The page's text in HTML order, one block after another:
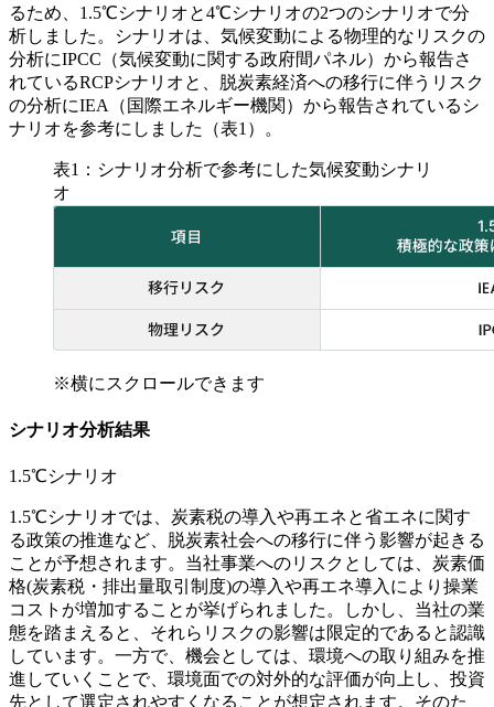
るため、1.5℃シナリオと4℃シナリオの2つのシナリオで分
析しました。シナリオは、気候変動による物理的なリスクの
分析にIPCC（気候変動に関する政府間パネル）から報告さ
れているRCPシナリオと、脱炭素経済への移行に伴うリスク
の分析にIEA（国際エネルギー機関）から報告されているシ
ナリオを参考にしました（表1）。
表1：シナリオ分析で参考にした気候変動シナリ
オ
※横にスクロールできます
シナリオ分析結果
1.5℃シナリオ
1.5℃シナリオでは、炭素税の導入や再エネと省エネに関す
る政策の推進など、脱炭素社会への移行に伴う影響が起きる
ことが予想されます。当社事業へのリスクとしては、炭素価
格(炭素税・排出量取引制度)の導入や再エネ導入により操業
コストが増加することが挙げられました。しかし、当社の業
態を踏まえると、それらリスクの影響は限定的であると認識
しています。一方で、機会としては、環境への取り組みを推
進していくことで、環境面での対外的な評価が向上し、投資
先として選定されやすくなることが想定されます。そのた